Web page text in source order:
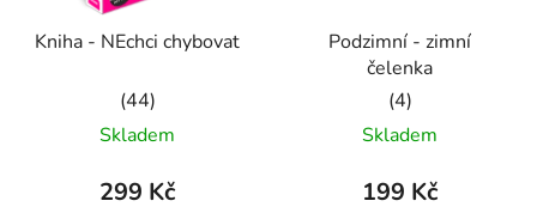
Kniha - NEchci chybovat
Průměrné
hodnocení
produktu
Skladem
299 Kč
Podzimní - zimní
čelenka
Průměrné
hodnocení
produktu
Skladem
199 Kč